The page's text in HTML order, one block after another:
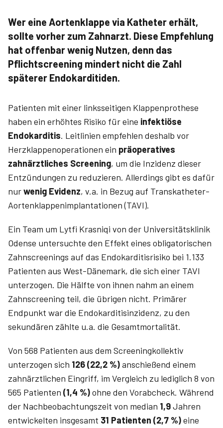
Wer eine Aortenklappe via Katheter erhält,
sollte vorher zum Zahnarzt. Diese Empfehlung
hat offenbar wenig Nutzen, denn das
Pflichtscreening mindert nicht die Zahl
späterer Endokarditiden.
Patienten mit einer linksseitigen Klappenprothese
haben ein erhöhtes Risiko für eine infektiöse
Endokarditis. Leitlinien empfehlen deshalb vor
Herzklappenoperationen ein präoperatives
zahnärztliches Screening, um die Inzidenz dieser
Entzündungen zu reduzieren. Allerdings gibt es dafür
nurwenig Evidenz, v.a. in Bezug auf Transkatheter-
Aortenklappenimplantationen (TAVI).
Ein Team um ­Lytfi ­Krasniqi von der Universitätsklinik
Odense untersuchte den Effekt eines obligatorischen
Zahnscreenings auf das Endokarditisrisiko bei 1.133
Patienten aus West-Dänemark, die sich einer TAVI
unterzogen. Die Hälfte von ihnen nahm an einem
Zahnscreening teil, die übrigen nicht. Primärer
Endpunkt war die Endokarditisinzidenz, zu den
sekundären zählte u.a. die Gesamtmortalität.
Von 568 Patienten aus dem Screeningkollektiv
unterzogen sich 126 (22,2 %)anschießend einem
zahnärztlichen Eingriff, im Vergleich zu lediglich 8 von
565 Patienten (1,4 %)ohne den Vorabcheck. Während
der Nachbeob­achtungszeit von median 1,9Jahren
entwickelten insgesamt 31 Patienten (2,7 %)eine